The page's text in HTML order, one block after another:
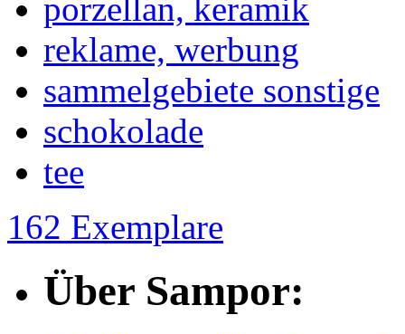
porzellan, keramik
reklame, werbung
sammelgebiete sonstige
schokolade
tee
162 Exemplare
Über Sampor: